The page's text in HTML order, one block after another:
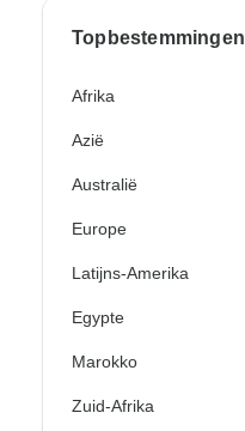
Topbestemmingen
Afrika
Azië
Australië
Europe
Latijns-Amerika
Egypte
Marokko
Zuid-Afrika